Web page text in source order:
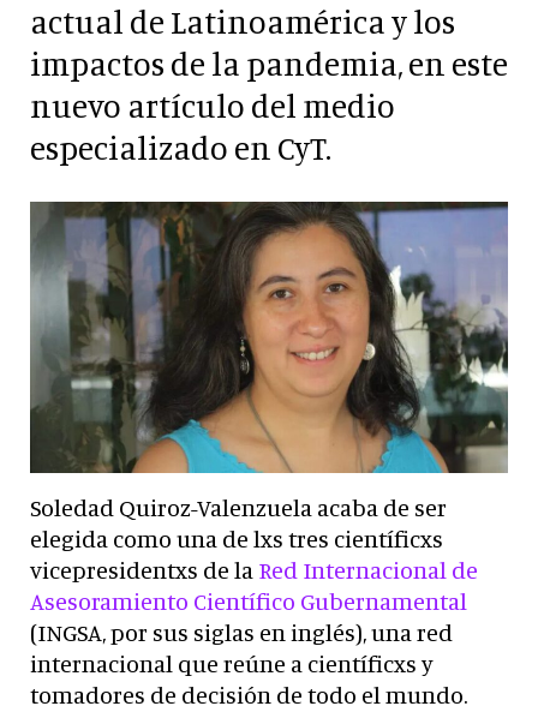
actual de Latinoamérica y los
impactos de la pandemia, en este
nuevo artículo del medio
especializado en CyT.
Soledad Quiroz-Valenzuela acaba de ser
elegida como una de lxs tres científicxs
vicepresidentxs de la Red Internacional de
Asesoramiento Científico Gubernamental
(INGSA, por sus siglas en inglés), una red
internacional que reúne a científicxs y
tomadores de decisión de todo el mundo.